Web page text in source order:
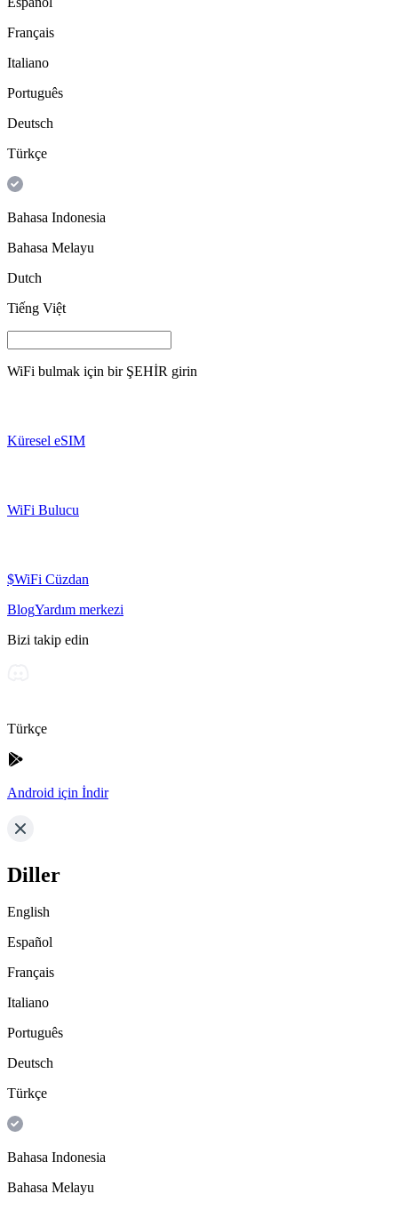
Français
Italiano
Português
Deutsch
Türkçe
Bahasa Indonesia
Bahasa Melayu
Dutch
Tiếng Việt
WiFi bulmak için bir ŞEHİR girin
Küresel eSIM
WiFi Bulucu
$WiFi Cüzdan
BlogYardım merkezi
Bizi takip edin
Türkçe
Android için İndir
Diller
English
Español
Français
Italiano
Português
Deutsch
Türkçe
Bahasa Indonesia
Bahasa Melayu